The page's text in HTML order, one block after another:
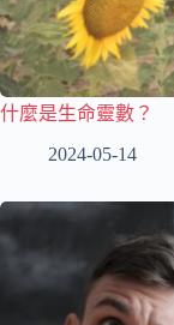
什麼是生命靈數？
2024-05-14